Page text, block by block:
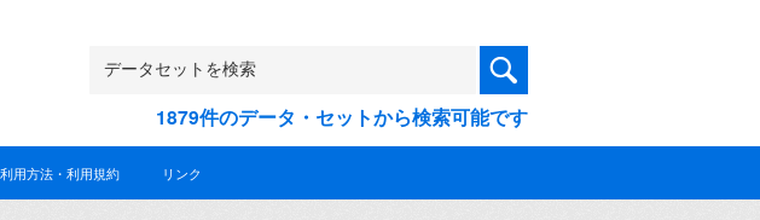
1879件のデータ・セットから検索可能です
利用方法・利用規約 リンク